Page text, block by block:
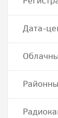
Дата-